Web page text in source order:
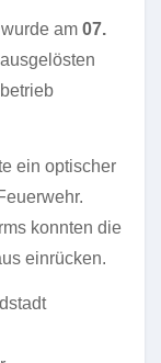
wurde am 07.
ein optischer
konnten die
einrücken.